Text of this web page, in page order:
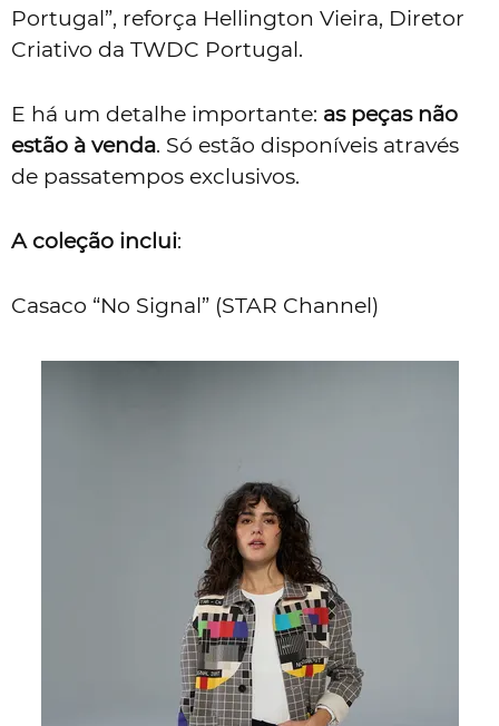
Portugal”, reforça Hellington Vieira, Diretor
Criativo da TWDC Portugal.
E há um detalhe importante: as peças não
estão à venda. Só estão disponíveis através
de passatempos exclusivos.
A coleção inclui:
Casaco “No Signal” (STAR Channel)